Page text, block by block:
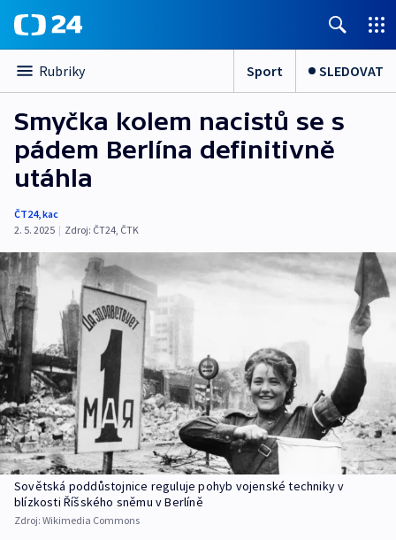
Rubriky Sport SLEDOVAT
Smyčka kolem nacistů se s
pádem Berlína definitivně
utáhla
ČT24,kac
2. 5. 2025 | Zdroj: ČT24, ČTK
Sovětská poddůstojnice reguluje pohyb vojenské techniky v
blízkosti Říšského sněmu v Berlíně
Zdroj: Wikimedia Commons